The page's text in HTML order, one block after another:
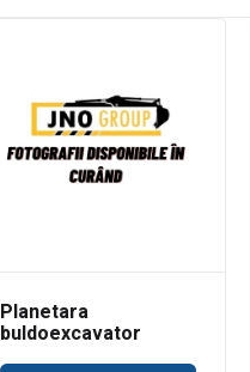
Planetara
buldoexcavator